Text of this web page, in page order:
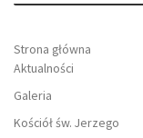
Strona główna
Aktualności
Galeria
Kościół św. Jerzego